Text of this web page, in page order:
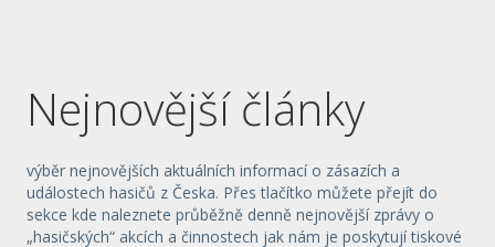
Nejnovější články
výběr nejnovějších aktuálních informací o zásazích a
událostech hasičů z Česka. Přes tlačítko můžete přejít do
sekce kde naleznete průběžně denně nejnovější zprávy o
„hasičských“ akcích a činnostech jak nám je poskytují tiskové